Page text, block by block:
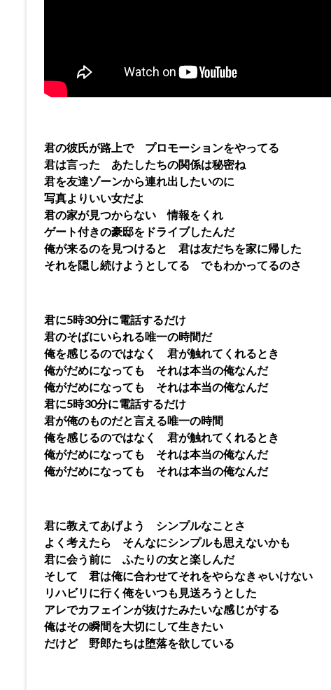
君の彼氏が路上で プロモーションをやってる
君は言った あたしたちの関係は秘密ね
君を友達ゾーンから連れ出したいのに
写真よりいい女だよ
君の家が見つからない 情報をくれ
ゲート付きの豪邸をドライブしたんだ
俺が来るのを見つけると 君は友だちを家に帰した
それを隠し続けようとしてる でもわかってるのさ
君に5時30分に電話するだけ
君のそばにいられる唯一の時間だ
俺を感じるのではなく 君が触れてくれるとき
俺がだめになっても それは本当の俺なんだ
俺がだめになっても それは本当の俺なんだ
君に5時30分に電話するだけ
君が俺のものだと言える唯一の時間
俺を感じるのではなく 君が触れてくれるとき
俺がだめになっても それは本当の俺なんだ
俺がだめになっても それは本当の俺なんだ
君に教えてあげよう シンプルなことさ
よく考えたら そんなにシンプルも思えないかも
君に会う前に ふたりの女と楽しんだ
そして 君は俺に合わせてそれをやらなきゃいけない
リハビリに行く俺をいつも見送ろうとした
アレでカフェインが抜けたみたいな感じがする
俺はその瞬間を大切にして生きたい
だけど 野郎たちは堕落を欲している